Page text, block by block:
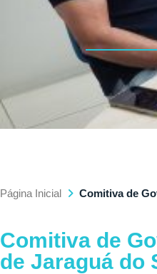
Página Inicial Comitiva de
Comitiva de
de Jaraguá do